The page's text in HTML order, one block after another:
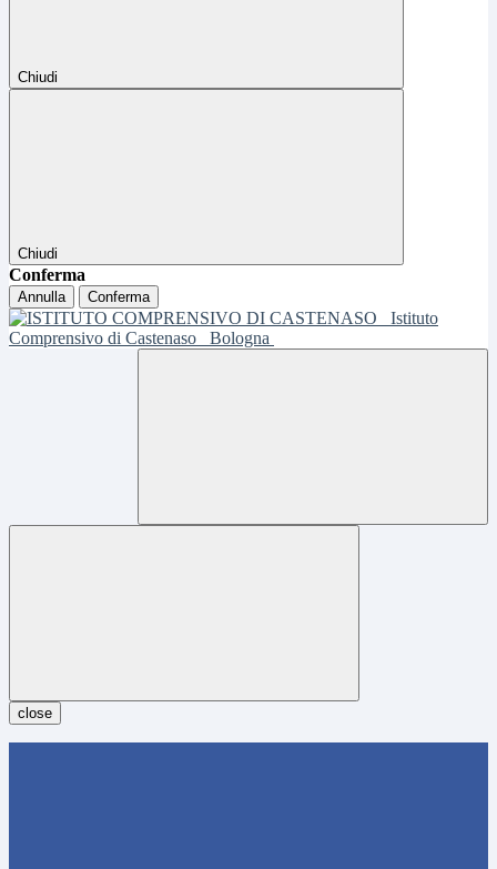
Chiudi
Chiudi
Conferma
Annulla Conferma
Istituto
Comprensivo di Castenaso
Bologna
close